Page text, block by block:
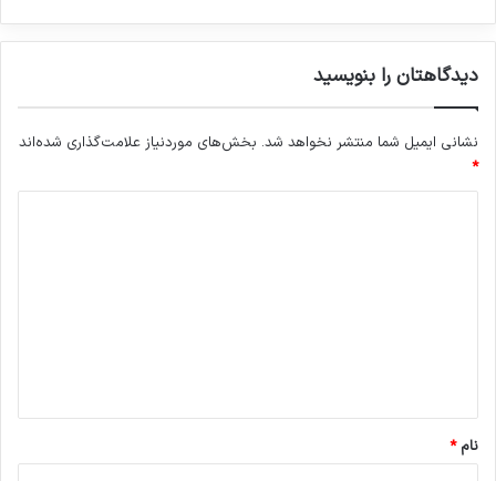
دیدگاهتان را بنویسید
نشانی ایمیل شما منتشر نخواهد شد. بخش‌های موردنیاز علامت‌گذاری شده‌اند
*
نام*